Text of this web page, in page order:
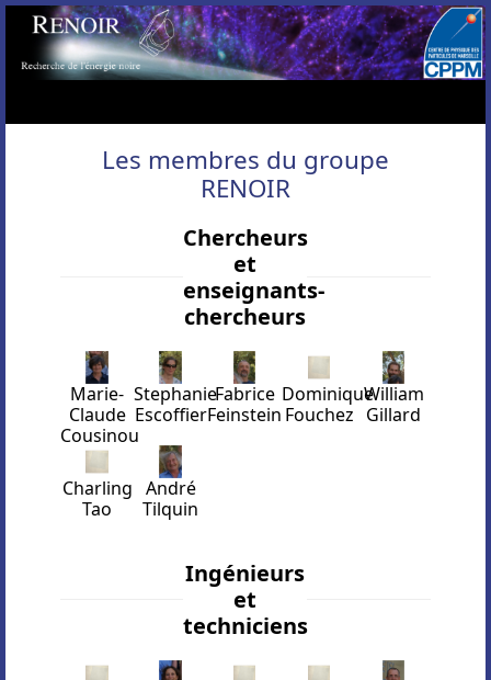
Les membres du groupe
RENOIR
Chercheurs
et
enseignants-
chercheurs
Marie-
Claude
Cousinou
Stephanie
Escoffier
Fabrice
Feinstein
Dominique
Fouchez
William
Gillard
Charling
Tao
André
Tilquin
Ingénieurs
et
techniciens